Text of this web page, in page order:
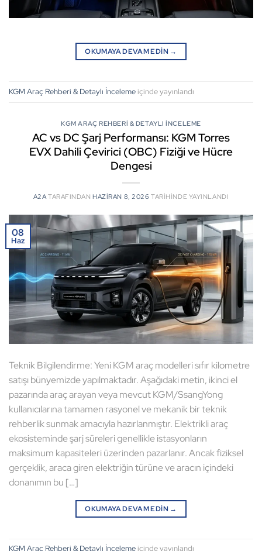
OKUMAYA DEVAM EDIN →
KGM Araç Rehberi & Detaylı İncelemeiçinde yayınlandı
KGM ARAÇ REHBERI & DETAYLI İNCELEME
AC vs DC Şarj Performansı: KGM Torres
EVX Dahili Çevirici (OBC) Fiziği ve Hücre
Dengesi
A2ATARAFINDAN HAZIRAN 8, 2026 TARIHINDE YAYINLANDI
08
Haz
Teknik Bilgilendirme: Yeni KGM araç modelleri sıfır kilometre
satışı bünyemizde yapılmaktadır. Aşağıdaki metin, ikinci el
pazarında araç arayan veya mevcut KGM/SsangYong
kullanıcılarına tamamen rasyonel ve mekanik bir teknik
rehberlik sunmak amacıyla hazırlanmıştır. Elektrikli araç
ekosisteminde şarj süreleri genellikle istasyonların
maksimum kapasiteleri üzerinden pazarlanır. Ancak fiziksel
gerçeklik, araca giren elektriğin türüne ve aracın içindeki
donanımın bu […]
OKUMAYA DEVAM EDIN →
KGM Araç Rehberi & Detaylı İncelemeiçinde yayınlandı